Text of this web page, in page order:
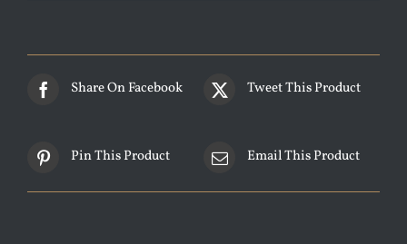
Share On Facebook Tweet This Product
Pin This Product Email This Product